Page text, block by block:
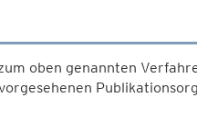
oben genannten